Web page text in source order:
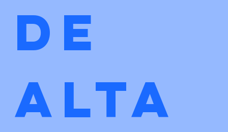
de
alta